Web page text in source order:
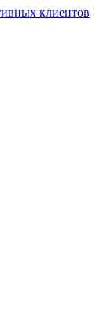
клиентов